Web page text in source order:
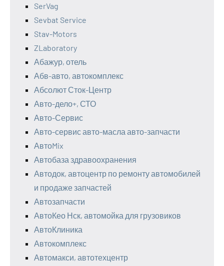
SerVag
Sevbat Service
Stav-Motors
ZLaboratory
Абажур, отель
Абв-авто, автокомплекс
Абсолют Сток-Центр
Авто-дело+, СТО
Авто-Сервис
Авто-сервис авто-масла авто-запчасти
АвтоMix
Автобаза здравоохранения
Автодок, автоцентр по ремонту автомобилей
и продаже запчастей
Автозапчасти
АвтоКео Нск, автомойка для грузовиков
АвтоКлиника
Автокомплекс
Автомакси, автотехцентр